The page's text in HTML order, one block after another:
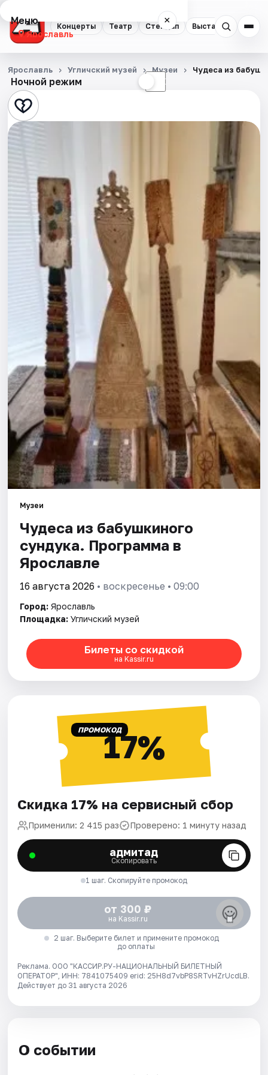
Концерты Театр Стендап Выставки
Меню ×
Ярославль
Концерты
Театр
Стендап
Выставки
Квесты
Экскурсии
События
Города
Площадки
Артисты
Рейтинги
Ночной режим ☾
Ярославль Угличский музей Музеи Чудеса из
Музеи
Чудеса из бабушкиного
сундука. Программа в
Ярославле
16 августа 2026 • воскресенье • 09:00
Город: Ярославль
Площадка: Угличский музей
Билеты со скидкой
на Kassir.ru
ПРОМОКОД17%
Скидка 17% на сервисный сбор
Применили: 2 415 раз Проверено: 1 минуту назад
адмитад
Скопировать
1 шаг. Скопируйте промокод
от 300 ₽
на Kassir.ru
2 шаг. Выберите билет и примените промокод
до оплаты
Реклама. ООО "КАССИР.РУ-НАЦИОНАЛЬНЫЙ БИЛЕТНЫЙ
ОПЕРАТОР", ИНН: 7841075409 erid: 25H8d7vbP8SRTvHZrUcdLB.
Действует до 31 августа 2026
О событии